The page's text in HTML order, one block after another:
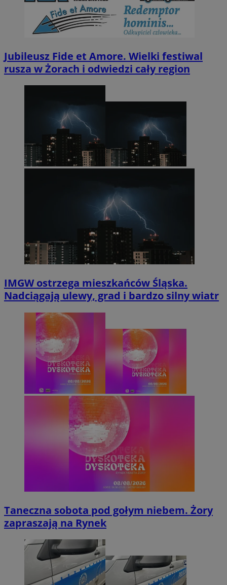
Jubileusz Fide et Amore. Wielki festiwal
rusza w Żorach i odwiedzi cały region
IMGW ostrzega mieszkańców Śląska.
Nadciągają ulewy, grad i bardzo silny wiatr
Taneczna sobota pod gołym niebem. Żory
zapraszają na Rynek